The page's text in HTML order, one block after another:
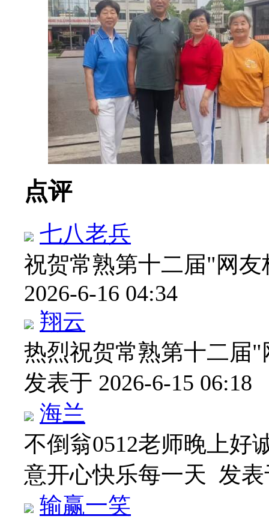
点评
七八老兵
祝贺常熟第十二届"网
2026-6-16 04:34
翔云
热烈祝贺常熟第十二届
发表于 2026-6-15 06:18
海兰
不倒翁0512老师晚上好
意开心快乐每一天 发表
输赢一笑